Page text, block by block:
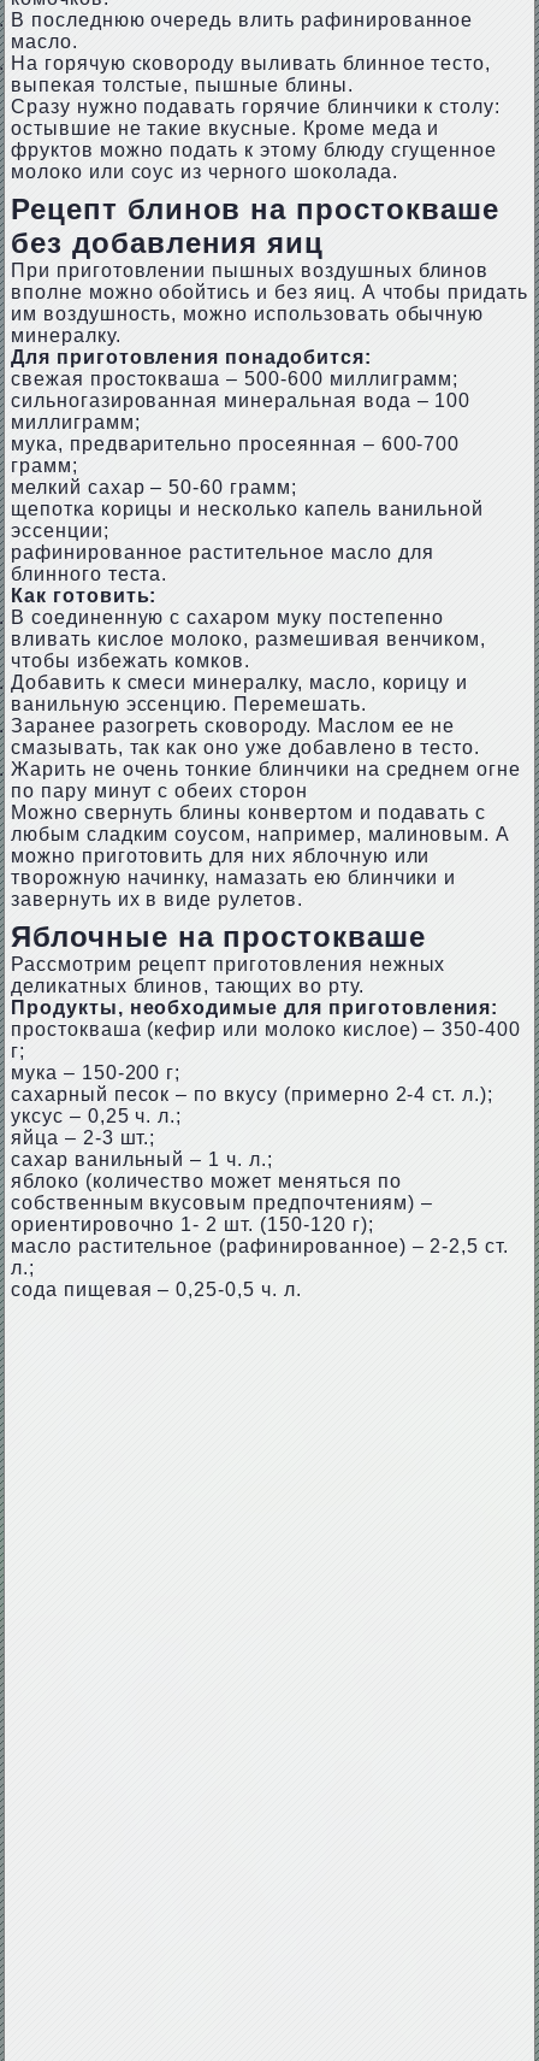
В последнюю очередь влить рафинированное
масло.
На горячую сковороду выливать блинное тесто,
выпекая толстые, пышные блины.
Сразу нужно подавать горячие блинчики к столу:
остывшие не такие вкусные. Кроме меда и
фруктов можно подать к этому блюду сгущенное
молоко или соус из черного шоколада.
Рецепт блинов на простокваше
без добавления яиц
При приготовлении пышных воздушных блинов
вполне можно обойтись и без яиц. А чтобы придать
им воздушность, можно использовать обычную
минералку.
Для приготовления понадобится:
свежая простокваша – 500-600 миллиграмм;
сильногазированная минеральная вода – 100
миллиграмм;
мука, предварительно просеянная – 600-700
грамм;
мелкий сахар – 50-60 грамм;
щепотка корицы и несколько капель ванильной
эссенции;
рафинированное растительное масло для
блинного теста.
Как готовить:
В соединенную с сахаром муку постепенно
вливать кислое молоко, размешивая венчиком,
чтобы избежать комков.
Добавить к смеси минералку, масло, корицу и
ванильную эссенцию. Перемешать.
Заранее разогреть сковороду. Маслом ее не
смазывать, так как оно уже добавлено в тесто.
Жарить не очень тонкие блинчики на среднем огне
по пару минут с обеих сторон
Можно свернуть блины конвертом и подавать с
любым сладким соусом, например, малиновым. А
можно приготовить для них яблочную или
творожную начинку, намазать ею блинчики и
завернуть их в виде рулетов.
Яблочные на простокваше
Рассмотрим рецепт приготовления нежных
деликатных блинов, тающих во рту.
Продукты, необходимые для приготовления:
простокваша (кефир или молоко кислое) – 350-400
г;
мука – 150-200 г;
сахарный песок – по вкусу (примерно 2-4 ст. л.);
уксус – 0,25 ч. л.;
яйца – 2-3 шт.;
сахар ванильный – 1 ч. л.;
яблоко (количество может меняться по
собственным вкусовым предпочтениям) –
ориентировочно 1- 2 шт. (150-120 г);
масло растительное (рафинированное) – 2-2,5 ст.
л.;
сода пищевая – 0,25-0,5 ч. л.